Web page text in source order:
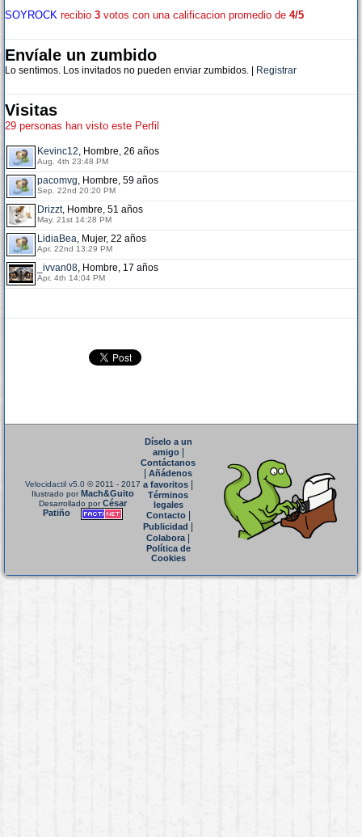
SOYROCK recibio 3 votos con una calificacion promedio de 4/5
Envíale un zumbido
Lo sentimos. Los invitados no pueden enviar zumbidos. | Registrar
Visitas
29 personas han visto este Perfil
Kevinc12, Hombre, 26 años
Aug. 4th 23:48 PM
pacomvg, Hombre, 59 años
Sep. 22nd 20:20 PM
Drizzt, Hombre, 51 años
May. 21st 14:28 PM
LidiaBea, Mujer, 22 años
Apr. 22nd 13:29 PM
_ivvan08, Hombre, 17 años
Apr. 4th 14:04 PM
Velocidactil v5.0 © 2011 - 2017
Ilustrado porMach&Guito
Desarrollado porCésar
Patiño
Díselo a un
amigo|
Contáctanos
Añádenos
a favoritos
Términos
legales
Contacto|
Publicidad
Colabora|
Política de
Cookies